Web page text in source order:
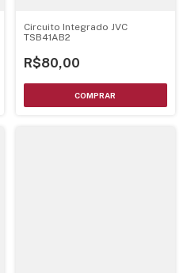
Circuito Integrado JVC
TSB41AB2
R$80,00